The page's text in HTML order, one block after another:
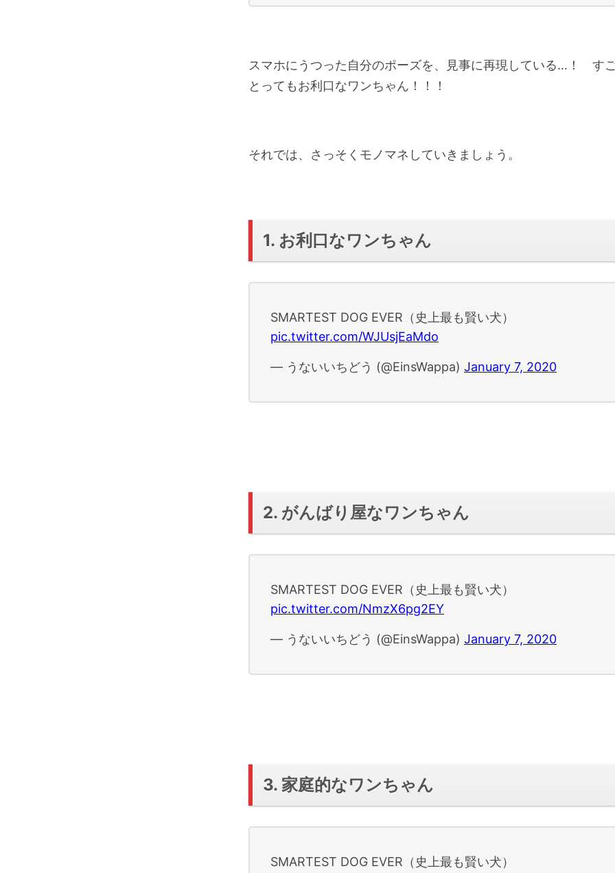
スマホにうつった自分のポーズを、見事に再現している…！ す
とってもお利口なワンちゃん！！！
それでは、さっそくモノマネしていきましょう。
1. お利口なワンちゃん
SMARTEST DOG EVER（史上最も賢い犬）
pic.twitter.com/WJUsjEaMdo
— うないいちどう (@EinsWappa) January 7, 2020
2. がんばり屋なワンちゃん
SMARTEST DOG EVER（史上最も賢い犬）
pic.twitter.com/NmzX6pg2EY
— うないいちどう (@EinsWappa) January 7, 2020
3. 家庭的なワンちゃん
SMARTEST DOG EVER（史上最も賢い犬）